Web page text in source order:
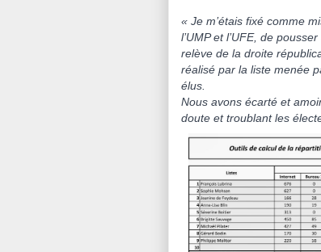
« Je m’étais fixé comme
l’UMP et l’UFE, de
relève de la droite
réalisé par la liste menée
élus.
Nous avons écarté et
doute et troublant les